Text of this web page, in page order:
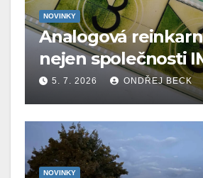
NOVINKY
Analogová
nejen společnosti
5. 7. 2026 ONDŘEJ BECK
NOVINKY